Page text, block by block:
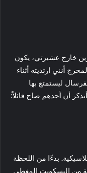
خارج عشيرتي، يكون
أنني ارتديته أثناء
ليستمتع بها
أن أحدهم صاح قائلاً:
بدءًا من اللحظة
من البسكويت المغطى